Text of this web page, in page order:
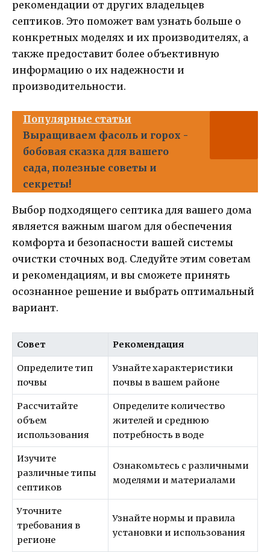
рекомендации от других владельцев
септиков. Это поможет вам узнать больше о
конкретных моделях и их производителях, а
также предоставит более объективную
информацию о их надежности и
производительности.
Популярные статьи
Выращиваем фасоль и горох -
бобовая сказка для вашего
сада, полезные советы и
секреты!
Выбор подходящего септика для вашего дома
является важным шагом для обеспечения
комфорта и безопасности вашей системы
очистки сточных вод. Следуйте этим советам
и рекомендациям, и вы сможете принять
осознанное решение и выбрать оптимальный
вариант.
Совет Рекомендация
Определите тип
почвы
Узнайте характеристики
почвы в вашем районе
Рассчитайте
объем
использования
Определите количество
жителей и среднюю
потребность в воде
Изучите
различные типы
септиков
Ознакомьтесь с различными
моделями и материалами
Уточните
требования в
регионе
Узнайте нормы и правила
установки и использования